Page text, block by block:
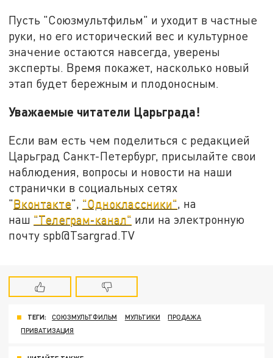
Пусть "Союзмультфильм" и уходит в частные
руки, но его исторический вес и культурное
значение остаются навсегда, уверены
эксперты. Время покажет, насколько новый
этап будет бережным и плодоносным.
Уважаемые читатели Царьграда!
Если вам есть чем поделиться с редакцией
Царьград Санкт-Петербург, присылайте свои
наблюдения, вопросы и новости на наши
странички в социальных сетях
"Вконтакте", "Одноклассники", на
наш "Телеграм-канал" или на электронную
почту spb@Tsargrad.TV
ТЕГИ: СОЮЗМУЛЬТФИЛЬМ МУЛЬТИКИ
ПРОДАЖА
ПРИВАТИЗАЦИЯ